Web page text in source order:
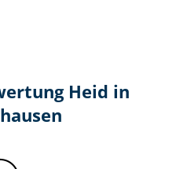
Heid in